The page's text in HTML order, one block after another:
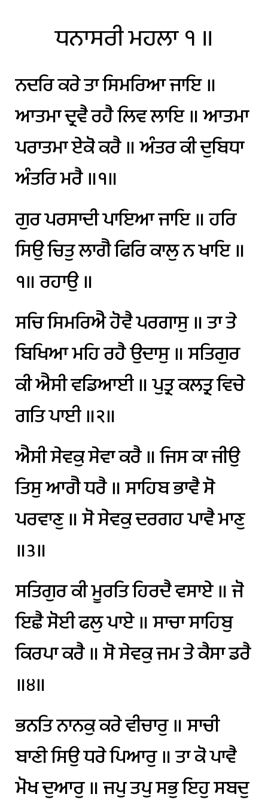
ਧਨਾਸਰੀਮਹਲਾ੧ ॥
ਨਦਰਿਕਰੇਤਾਸਿਮਰਿਆਜਾਇ॥
ਆਤਮਾਦ੍ਰਵੈਰਹੈਲਿਵਲਾਇ॥ਆਤਮਾ
ਪਰਾਤਮਾਏਕੋਕਰੈ॥ਅੰਤਰਕੀਦੁਬਿਧਾ
ਅੰਤਰਿਮਰੈ॥੧॥
ਗੁਰਪਰਸਾਦੀਪਾਇਆਜਾਇ॥ਹਰਿ
ਸਿਉਚਿਤੁਲਾਗੈਫਿਰਿਕਾਲੁਨਖਾਇ॥
੧॥ਰਹਾਉ॥
ਸਚਿਸਿਮਰਿਐਹੋਵੈਪਰਗਾਸੁ॥ਤਾਤੇ
ਬਿਖਿਆਮਹਿਰਹੈਉਦਾਸੁ॥ਸਤਿਗੁਰ
ਕੀਐਸੀਵਡਿਆਈ॥ਪੁਤ੍ਰਕਲਤ੍ਰਵਿਚੇ
ਗਤਿਪਾਈ॥੨॥
ਐਸੀਸੇਵਕੁਸੇਵਾਕਰੈ॥ਜਿਸਕਾਜੀਉ
ਤਿਸੁਆਗੈਧਰੈ॥ਸਾਹਿਬਭਾਵੈਸੋ
ਪਰਵਾਣੁ॥ਸੋਸੇਵਕੁਦਰਗਹਪਾਵੈਮਾਣੁ
॥੩॥
ਸਤਿਗੁਰਕੀਮੂਰਤਿਹਿਰਦੈਵਸਾਏ॥ਜੋ
ਇਛੈਸੋਈਫਲੁਪਾਏ॥ਸਾਚਾਸਾਹਿਬੁ
ਕਿਰਪਾਕਰੈ॥ਸੋਸੇਵਕੁਜਮਤੇਕੈਸਾਡਰੈ
॥੪॥
ਭਨਤਿਨਾਨਕੁਕਰੇਵੀਚਾਰੁ॥ਸਾਚੀ
ਬਾਣੀਸਿਉਧਰੇਪਿਆਰੁ॥ਤਾਕੋਪਾਵੈ
ਮੋਖਦੁਆਰੁ॥ਜਪੁਤਪੁਸਭੁਇਹੁਸਬਦੁ